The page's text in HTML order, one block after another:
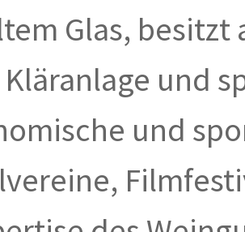
Glas, besitzt
und
und